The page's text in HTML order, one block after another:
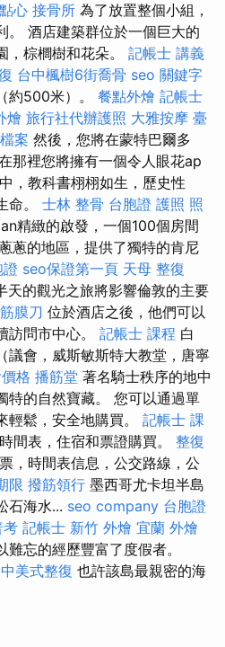
心 接骨所 為了放置整個小組，
。 酒店建築群位於一個巨大的
，棕櫚樹和花朵。 記帳士 講義
台中楓樹6街喬骨 seo 關鍵字
約500米）。 餐點外燴 記帳士
燴 旅行社代辦護照 大雅按摩 臺
案 然後，您將在蒙特巴爾多
那裡您將擁有一個令人眼花ap
，教科書栩栩如生，歷史性
命。 士林 整骨 台胞證 護照 照
精緻的啟發，一個100個房間
蔥的地區，提供了獨特的肯尼
seo保證第一頁 天母 整復
天的觀光之旅將影響倫敦的主要
膜刀 位於酒店之後，他們可以
訪問市中心。 記帳士 課程 白
議會，威斯敏斯特大教堂，唐寧
格 播筋堂 著名騎士秩序的地中
特的自然寶藏。 您可以通過單
輕鬆，安全地購買。 記帳士 課
間表，住宿和票證購買。 整復
，時間表信息，公交路線，公
限 撥筋領行 墨西哥尤卡坦半島
石海水... seo company 台胞證
考 記帳士 新竹 外燴 宜蘭 外燴
忘的經歷豐富了度假者。
美式整復 也許該島最親密的海